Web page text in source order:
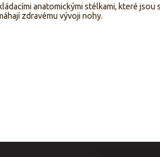
anatomickými stélkami, které jsou
zdravému vývoji nohy.